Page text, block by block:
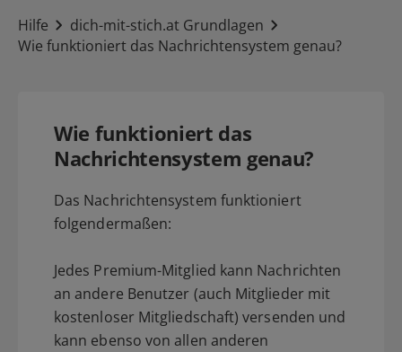
Hilfe
dich-mit-stich.at Grundlagen
Wie funktioniert das Nachrichtensystem genau?
Wie funktioniert das
Nachrichtensystem genau?
Das Nachrichtensystem funktioniert
folgendermaßen:
Jedes Premium-Mitglied kann Nachrichten
an andere Benutzer (auch Mitglieder mit
kostenloser Mitgliedschaft) versenden und
kann ebenso von allen anderen